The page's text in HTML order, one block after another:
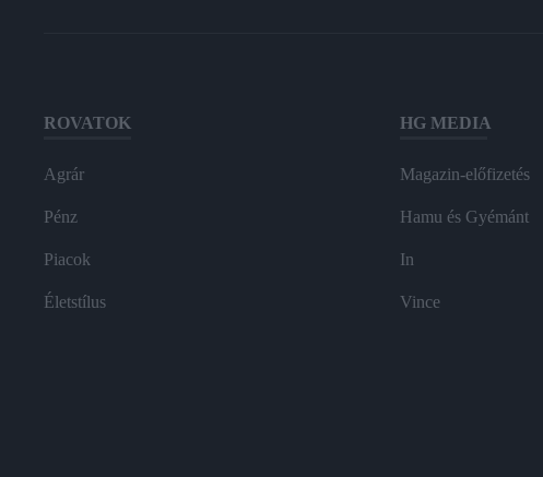
ROVATOK
Agrár
Pénz
Piacok
Életstílus
HG MEDIA
Magazin-előfizetés
Hamu és Gyémánt
In
Vince